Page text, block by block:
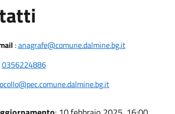
:anagrafe@comune.dalmine.bg.it
0356224886